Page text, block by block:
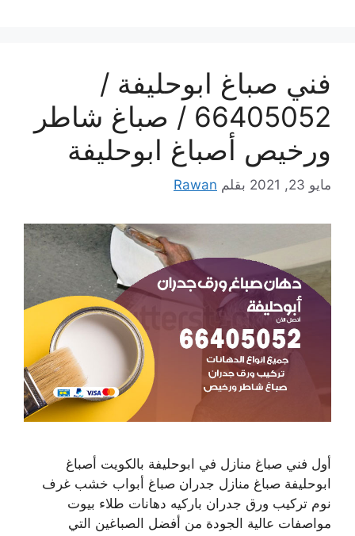
فني صباغ ابوحليفة /
66405052 / صباغ شاطر
ورخيص أصباغ ابوحليفة
مايو 23, 2021 بقلم Rawan
أول فني صباغ منازل في ابوحليفة بالكويت أصباغ
ابوحليفة صباغ منازل جدران صباغ أبواب خشب غرف
نوم تركيب ورق جدران باركيه دهانات طلاء بيوت
مواصفات عالية الجودة من أفضل الصباغين التي